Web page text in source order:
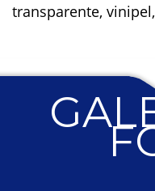
transparente,